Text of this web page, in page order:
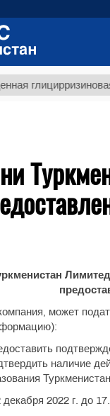
глицирризиновая
может
наличие
2022 г. до